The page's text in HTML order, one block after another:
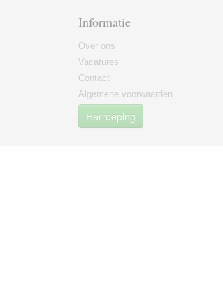
Informatie
Over ons
Vacatures
Contact
Algemene voorwaarden
Herroeping